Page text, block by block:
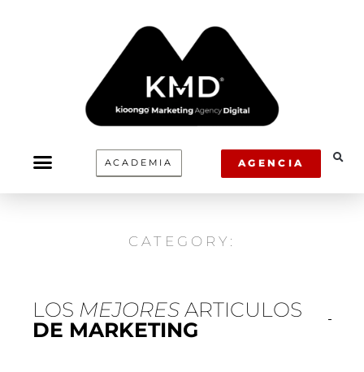
ACADEMIA AGENCIA
CATEGORY:
LOS MEJORESARTICULOS
DE MARKETING